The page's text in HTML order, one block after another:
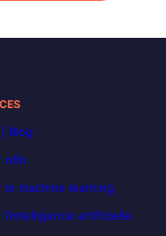
Blog
n8n
le machine learning
l’intelligence artificielle